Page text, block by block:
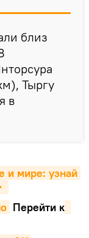
близ
Тыргу
в
и мире: узнай
Перейти к